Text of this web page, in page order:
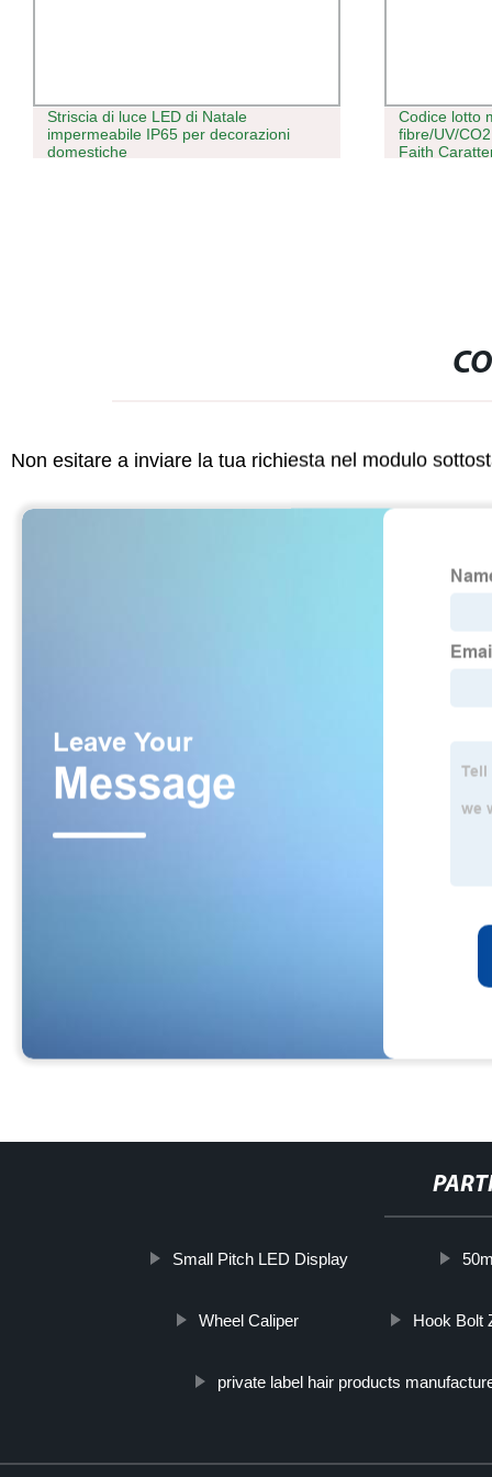
Striscia di luce LED di Natale
impermeabile IP65 per decorazioni
domestiche
Codice lotto
fibre/UV/
Faith
Non esitare a inviare la tua richiesta nel modulo
Small Pitch LED Display
Wheel Caliper Hook Bolt
private label hair products